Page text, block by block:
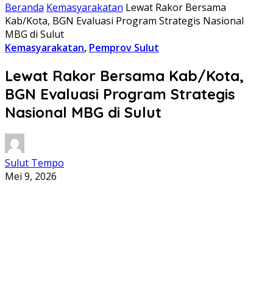
Beranda Kemasyarakatan Lewat Rakor Bersama
Kab/Kota, BGN Evaluasi Program Strategis Nasional
MBG di Sulut
Kemasyarakatan, Pemprov Sulut
Lewat Rakor Bersama Kab/Kota,
BGN Evaluasi Program Strategis
Nasional MBG di Sulut
Sulut Tempo
Mei 9, 2026